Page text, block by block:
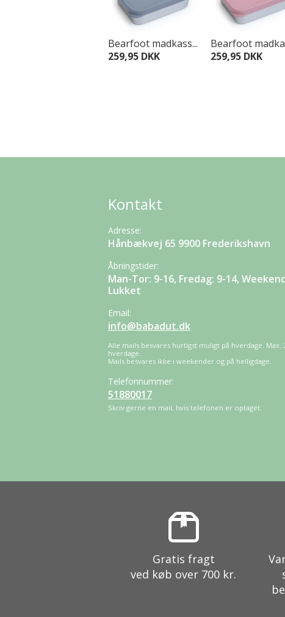
Bearfoot madkass...
259,95 DKK
Bearfoot
259,95 DKK
Kontakt
Adresse:
Hånbækvej 65 9900 Frederikshavn
Åbningstider:
Man-Tor: 9-16, Fredag: 9-14,
Lukket
Email:
info@babadut.dk
Alle mails besvares hurtigst muligt på hverdage. Max.
hverdage.
Mails besvares ikke i weekender og på helligdage.
Telefonnummer:
51880017
Skriv gerne en mail, hvis telefonen er optaget.
Gratis fragt
ved køb over 700 kr.